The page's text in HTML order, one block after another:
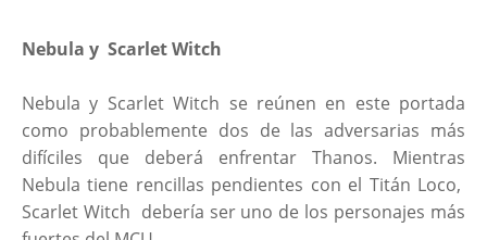
Nebula y Scarlet Witch
Nebula y Scarlet Witch se reúnen en este portada
como probablemente dos de las adversarias más
difíciles que deberá enfrentar Thanos. Mientras
Nebula tiene rencillas pendientes con el Titán Loco,
Scarlet Witch debería ser uno de los personajes más